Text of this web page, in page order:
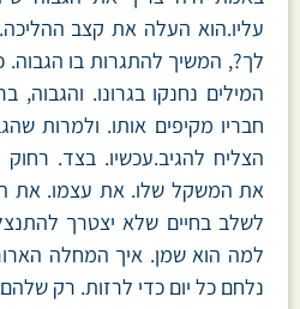
עליו.הוא העלה את קצב
לך?, המשיך להתגרות בו הגבוה.
המילים נחנקו בגרונו.
חבריו מקיפים אותו. ולמרות
הצליח להגיב.עכשיו. בצד.
את המשקל שלו. את עצמו. את
לשלב בחיים שלא יצטרך
למה הוא שמן. איך המחלה
נלחם כל יום כדי לרזות. רק